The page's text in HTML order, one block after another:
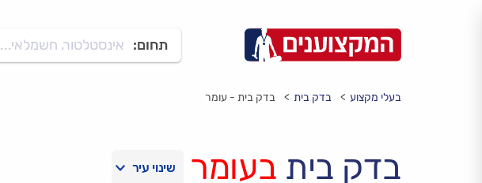
תחום: אינסטלטור, חשמלאי...
בעלי מקצוע בדק בית בדק בית - עומר
בדק בית בעומר